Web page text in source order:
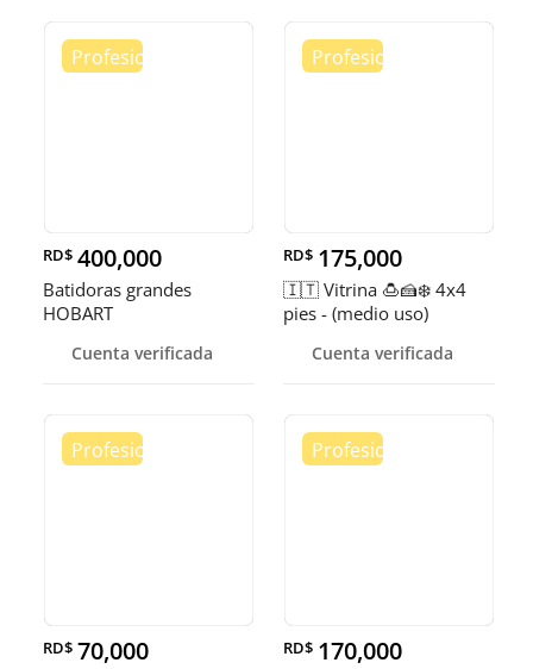
RD$ 400,000
Batidoras grandes
HOBART
Cuenta verificada
RD$ 175,000
🇮🇹 Vitrina 🍮🍰❄️ 4x4
pies - (medio uso)
Cuenta verificada
RD$ 70,000 RD$ 170,000